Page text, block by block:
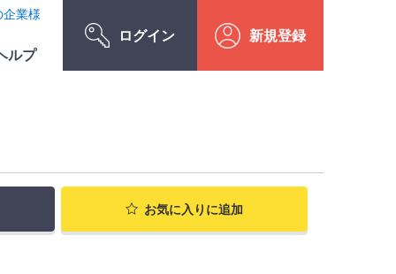
業様
ルプ
ログイン 新規登録
お気に入り に追加